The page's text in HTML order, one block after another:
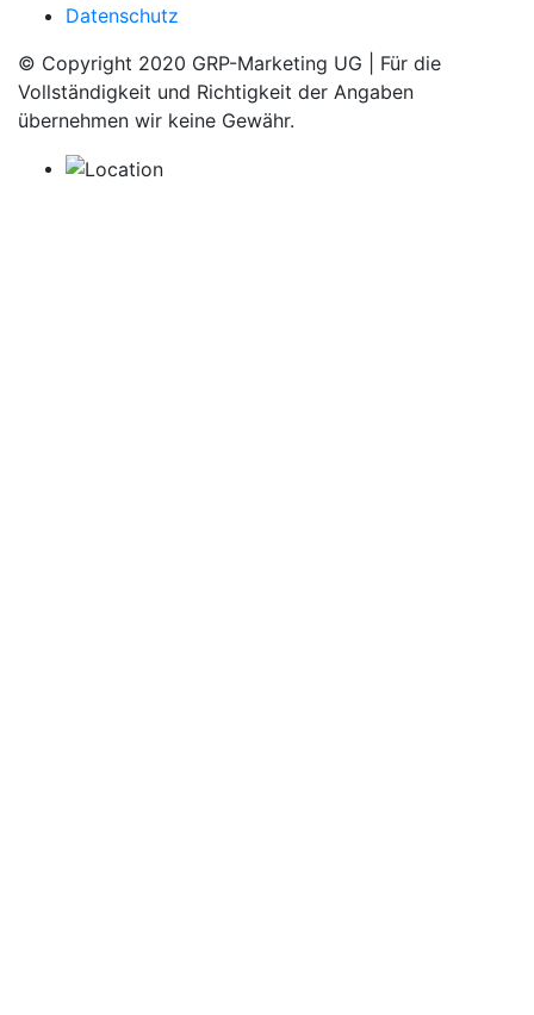
Datenschutz
© Copyright 2020 GRP-Marketing UG | Für die
Vollständigkeit und Richtigkeit der Angaben
übernehmen wir keine Gewähr.